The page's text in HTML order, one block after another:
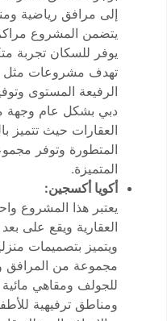
إلى مرافق رياضية
يتضمن المشروع
يوفر للسكان تجربة
تهدف مشروعات مثل
الرفيعة المستوى
دبي بشكل عام وجهة
العقارات حيث تتميز
المتطورة وتوفر
المتميزة.
أكويا أكسجين:
يعتبر هذا المشروع
ويتميز بتصميمات
مجموعة من المرافق
للجولف ومقاهي
ومناطق ترفيهية